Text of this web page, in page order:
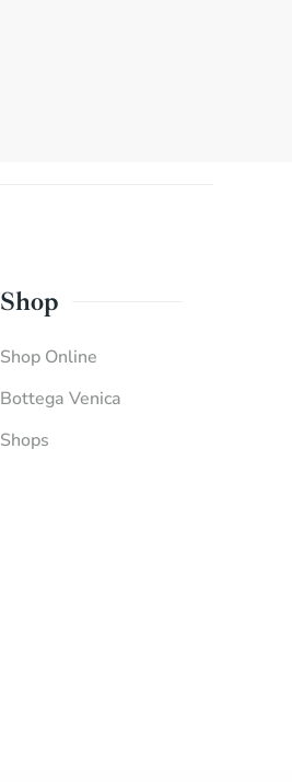
Shop
Shop Online
Bottega Venica
Shops